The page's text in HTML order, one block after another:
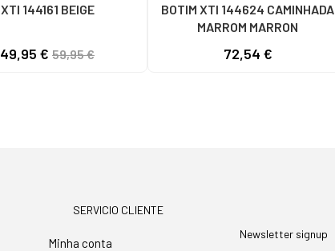
XTI 144161 BEIGE
49,95 € 59,95 €
BOTIM XTI 144624 CAMINHADA
MARROM MARRON
72,54 €
SERVICIO CLIENTE
Minha conta
Newsletter signup